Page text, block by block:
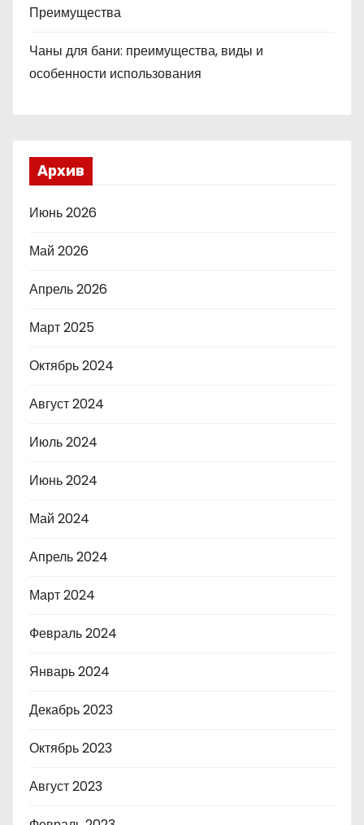
Преимущества
Чаны для бани: преимущества, виды и
особенности использования
Архив
Июнь 2026
Май 2026
Апрель 2026
Март 2025
Октябрь 2024
Август 2024
Июль 2024
Июнь 2024
Май 2024
Апрель 2024
Март 2024
Февраль 2024
Январь 2024
Декабрь 2023
Октябрь 2023
Август 2023